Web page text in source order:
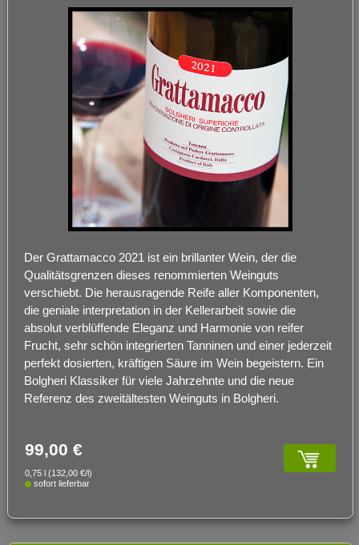
Der Grattamacco 2021 ist ein brillanter Wein, der die
Qualitätsgrenzen dieses renommierten Weinguts
verschiebt. Die herausragende Reife aller Komponenten,
die geniale interpretation in der Kellerarbeit sowie die
absolut verblüffende Eleganz und Harmonie von reifer
Frucht, sehr schön integrierten Tanninen und einer jederzeit
perfekt dosierten, kräftigen Säure im Wein begeistern. Ein
Bolgheri Klassiker für viele Jahrzehnte und die neue
Referenz des zweitältesten Weinguts in Bolgheri.
99,00 €
0,75 l (132,00 €/l)
sofort lieferbar